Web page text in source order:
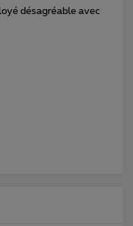
désagréable avec